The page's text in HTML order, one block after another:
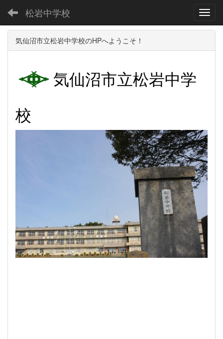
松岩中学校
気仙沼市立松岩中学校のHPへようこそ！
気仙沼市立松岩中学
校